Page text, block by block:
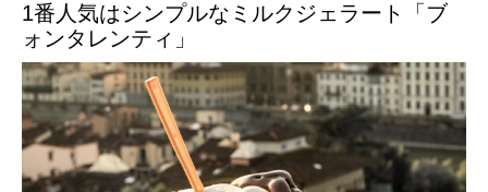
1番人気はシンプルなミルクジェラート「ブ
ォンタレンティ」